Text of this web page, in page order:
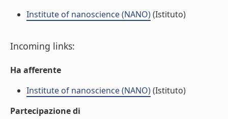
Institute of nanoscience (NANO)(Istituto)
Incoming links:
Ha afferente
Institute of nanoscience (NANO)(Istituto)
Partecipazione di